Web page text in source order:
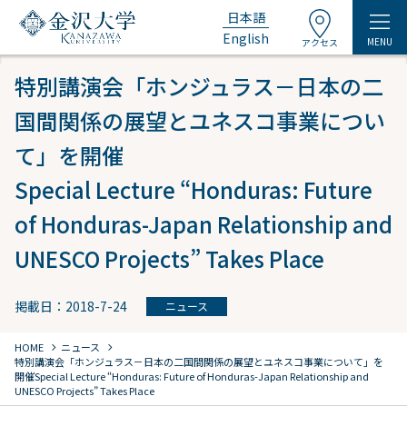
日本語
English
アクセス MENU
特別講演会「ホンジュラス－日本の二
国間関係の展望とユネスコ事業につい
て」を開催
Special Lecture “Honduras: Future
of Honduras-Japan Relationship and
UNESCO Projects” Takes Place
掲載日：2018-7-24 ニュース
HOME chevron_right ニュース chevron_right
特別講演会「ホンジュラス－日本の二国間関係の展望とユネスコ事業について」を
開催Special Lecture “Honduras: Future of Honduras-Japan Relationship and
UNESCO Projects” Takes Place